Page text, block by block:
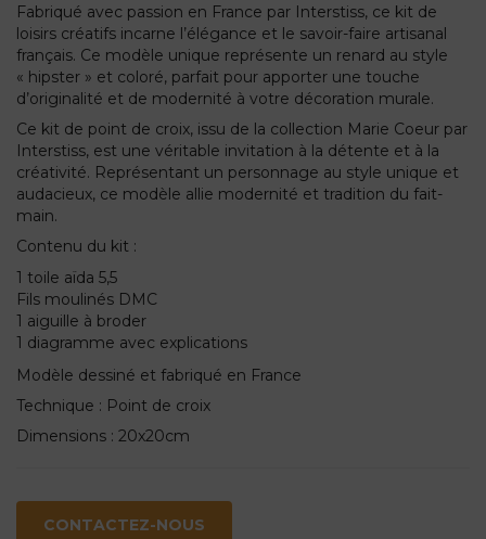
Fabriqué avec passion en France par Interstiss, ce kit de
loisirs créatifs incarne l’élégance et le savoir-faire artisanal
français. Ce modèle unique représente un renard au style
« hipster » et coloré, parfait pour apporter une touche
d’originalité et de modernité à votre décoration murale.
Ce kit de point de croix, issu de la collection Marie Coeur par
Interstiss, est une véritable invitation à la détente et à la
créativité. Représentant un personnage au style unique et
audacieux, ce modèle allie modernité et tradition du fait-
main.
Contenu du kit :
1 toile aïda 5,5
Fils moulinés DMC
1 aiguille à broder
1 diagramme avec explications
Modèle dessiné et fabriqué en France
Technique : Point de croix
Dimensions : 20x20cm
CONTACTEZ-NOUS